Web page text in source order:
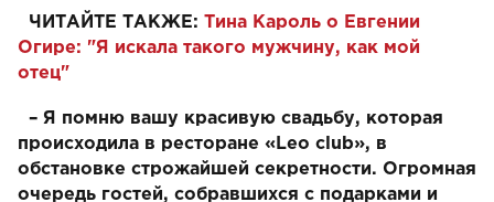
ЧИТАЙТЕ ТАКЖЕ: Тина Кароль о Евгении
Огире: "Я искала такого мужчину, как мой
отец"
– Я помню вашу красивую свадьбу, которая
происходила в ресторане «Leo club», в
обстановке строжайшей секретности. Огромная
очередь гостей, собравшихся с подарками и